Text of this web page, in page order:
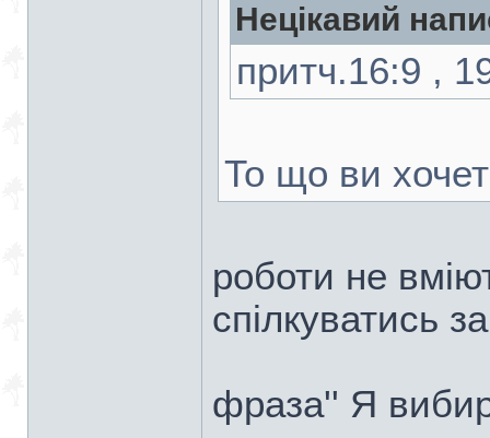
Нецікавий
притч.16:9 ,
То що ви
роботи не
спiлкуватись
фраза'' Я